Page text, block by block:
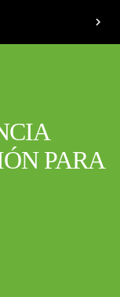
chevron_right
PARA